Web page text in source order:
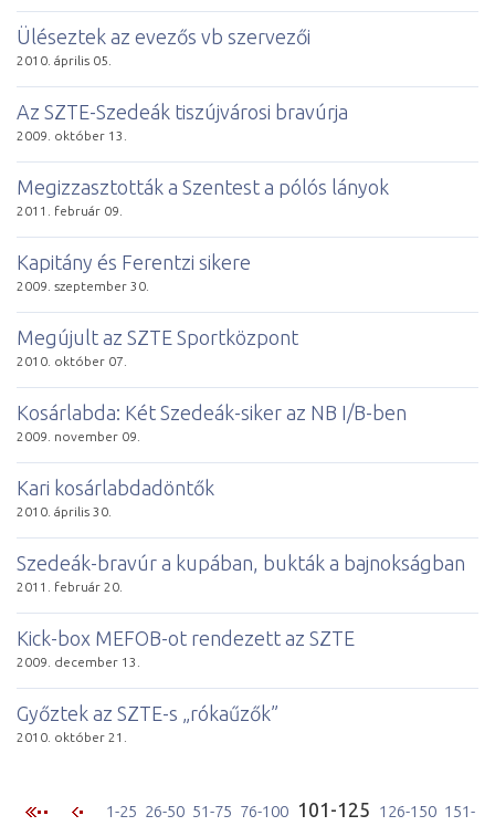
Üléseztek az eve­zős vb szer­ve­zői
2010. április 05.
Az SZTE-Szedeák tiszújvárosi bra­vúr­ja
2009. október 13.
Meg­iz­zasz­tot­ták a Szen­test a pó­ló­s lányok
2011. február 09.
Ka­pi­tány és Fer­entzi si­ke­re
2009. szeptember 30.
Meg­újult az SZTE Sport­köz­pont
2010. október 07.
Kosárlabda: Két Szedeák-sik­er az NB I/B-ben
2009. november 09.
Ka­ri kosár­lab­dadön­tők
2010. április 30.
Szedeák-bravúr a ku­pá­ban, buk­ták a baj­nok­ság­ban
2011. február 20.
Kick-­box MEFOB-ot rendezett az SZTE
2009. december 13.
Győz­tek az SZTE-s „ró­ka­űzők”
2010. október 21.
1-25 26-50 51-75 76-100 101-125 126-150 151-